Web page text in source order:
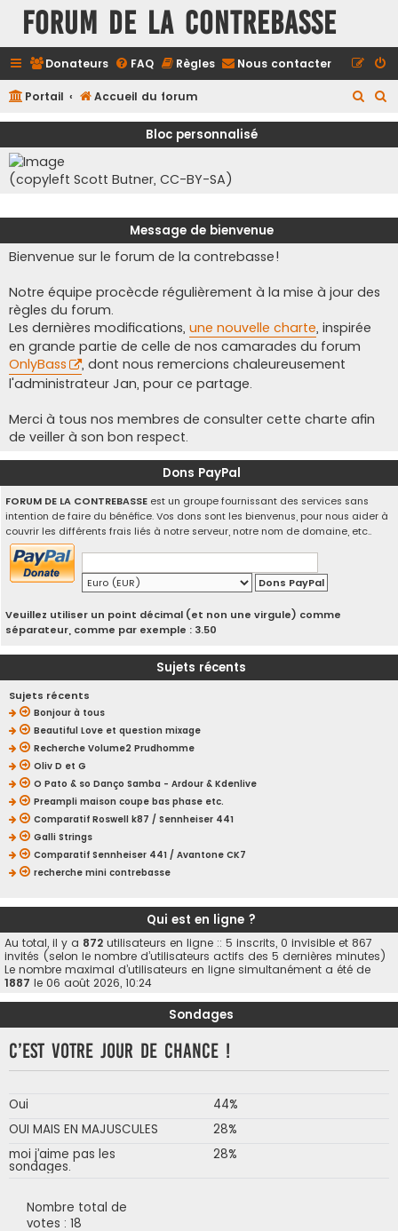
FORUM DE LA CONTREBASSE
Donateurs FAQ Règles Nous contacter
Portail Accueil du forum
e
e
Bloc personnalisé
(copyleft Scott Butner, CC-BY-SA)
Message de bienvenue
Bienvenue sur le forum de la contrebasse!
Notre équipe procècde régulièrement à la mise à jour des
règles du forum.
Les dernières modifications, une nouvelle charte, inspirée
en grande partie de celle de nos camarades du forum
OnlyBass
, dont nous remercions chaleureusement
l'administrateur Jan, pour ce partage.
Merci à tous nos membres de consulter cette charte afin
de veiller à son bon respect.
Dons PayPal
FORUM DE LA CONTREBASSE est un groupe fournissant des services sans
intention de faire du bénéfice. Vos dons sont les bienvenus, pour nous aider à
couvrir les différents frais liés à notre serveur, notre nom de domaine, etc..
Veuillez utiliser un point décimal (et non une virgule) comme
séparateur, comme par exemple : 3.50
Sujets récents
Sujets récents
Bonjour à tous
Beautiful Love et question mixage
Recherche Volume2 Prudhomme
Oliv D et G
O Pato & so Danço Samba - Ardour & Kdenlive
Preampli maison coupe bas phase etc.
Comparatif Roswell k87 / Sennheiser 441
Galli Strings
Comparatif Sennheiser 441 / Avantone CK7
recherche mini contrebasse
Qui est en ligne ?
Au total, il y a 872 utilisateurs en ligne :: 5 inscrits, 0 invisible et 867
invités (selon le nombre d’utilisateurs actifs des 5 dernières minutes)
Le nombre maximal d’utilisateurs en ligne simultanément a été de
1887 le 06 août 2026, 10:24
Sondages
C’est votre jour de chance !
Oui
44%
OUI MAIS EN MAJUSCULES
28%
moi j’aime pas les
sondages.
28%
Nombre total de
votes : 18